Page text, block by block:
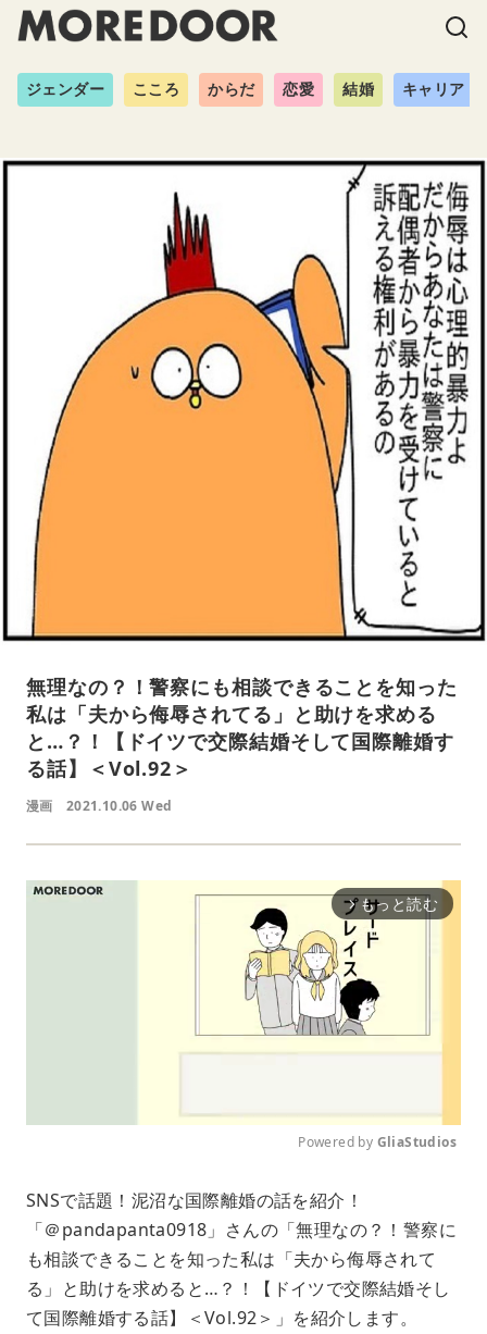
ジェンダー こころ からだ 恋愛 結婚 キャリア
無理なの？！警察にも相談できることを知った
私は「夫から侮辱されてる」と助けを求める
と…？！【ドイツで交際結婚そして国際離婚す
る話】＜Vol.92＞
漫画 2021.10.06 Wed
arrow_forward_ios もっと読む
e
Powered by GliaStudios
SNSで話題！泥沼な国際離婚の話を紹介！
「＠pandapanta0918」さんの「無理なの？！警察に
も相談できることを知った私は「夫から侮辱されて
る」と助けを求めると…？！【ドイツで交際結婚そし
て国際離婚する話】＜Vol.92＞」を紹介します。